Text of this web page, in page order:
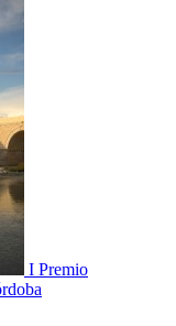
I Premio